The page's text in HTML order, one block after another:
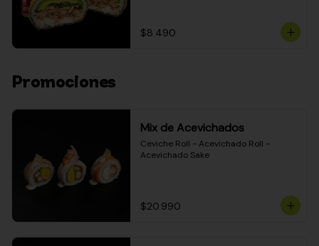
$8.490
Promociones
Mix de Acevichados
Ceviche Roll - Acevichado Roll -
Acevichado Sake
$20.990